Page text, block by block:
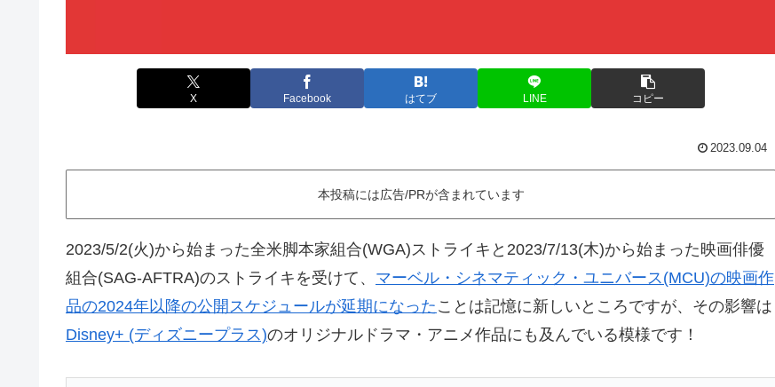
X Facebook はてブ LINE コピー
2023.09.04
本投稿には広告/PRが含まれています
2023/5/2(火)から始まった全米脚本家組合(WGA)ストライキと2023/7/13(木)から始まった映画俳優
組合(SAG-AFTRA)のストライキを受けて、 マーベル・シネマティック・ユニバース(MCU)の映画作
品の2024年以降の公開スケジュールが延期になった ことは記憶に新しいところですが、その影響は
Disney+ (ディズニープラス)のオリジナルドラマ・アニメ作品にも及んでいる模様です！